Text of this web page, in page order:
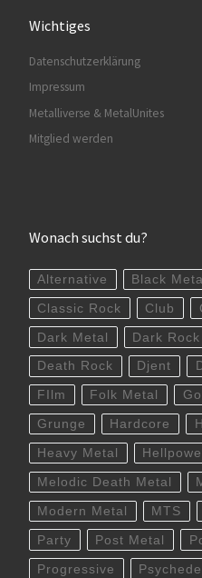
Wichtiges
Datenschutzerklärung
Impressum
Metalliverse & MetalUnites
Mitglied werden
Wonach suchst du?
Alternative Black Metal
Classic Rock Club
Dark Metal Dark Rock
Death Rock Djent
FIlm Folk Metal
Grunge Hardcore
Heavy Metal
Melodic Death Metal
Modern Metal MTS
Party Post Metal
Progressive